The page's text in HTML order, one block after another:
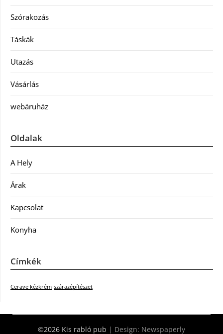
Szórakozás
Táskák
Utazás
Vásárlás
webáruház
Oldalak
A Hely
Árak
Kapcsolat
Konyha
Címkék
Cerave kézkrém szárazépítészet
©2026 Kis rabló pub | Design: Newspaperly